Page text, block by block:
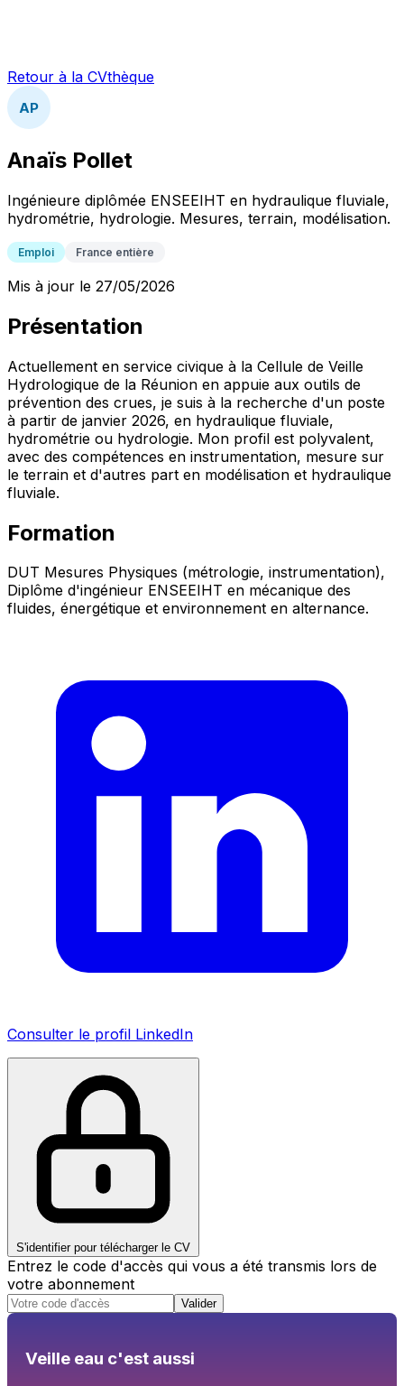
Retour à la CVthèque
AP
Anaïs Pollet
Ingénieure diplômée ENSEEIHT en hydraulique fluviale,
hydrométrie, hydrologie. Mesures, terrain, modélisation.
Emploi France entière
Mis à jour le 27/05/2026
Présentation
Actuellement en service civique à la Cellule de Veille
Hydrologique de la Réunion en appuie aux outils de
prévention des crues, je suis à la recherche d'un poste
à partir de janvier 2026, en hydraulique fluviale,
hydrométrie ou hydrologie. Mon profil est polyvalent,
avec des compétences en instrumentation, mesure sur
le terrain et d'autres part en modélisation et hydraulique
fluviale.
Formation
DUT Mesures Physiques (métrologie, instrumentation),
Diplôme d'ingénieur ENSEEIHT en mécanique des
fluides, énergétique et environnement en alternance.
Consulter le profil LinkedIn
S'identifier pour télécharger le CV
Entrez le code d'accès qui vous a été transmis lors de
votre abonnement
Valider
Veille eau c'est aussi